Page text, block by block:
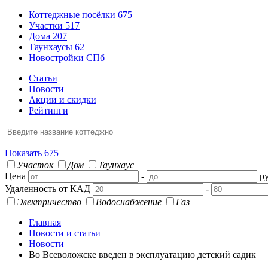
Коттеджные посёлки 675
Участки 517
Дома 207
Таунхаусы 62
Новостройки СПб
Статьи
Новости
Акции и скидки
Рейтинги
Показать 675
Участок
Дом
Таунхаус
Цена
-
Удаленность от КАД
-
Электричество
Водоснабжение
Газ
Главная
Новости и статьи
Новости
Во Всеволожске введен в эксплуатацию детский садик